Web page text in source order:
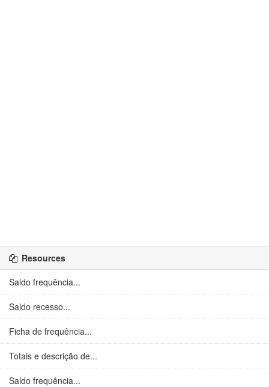
Resources
Saldo frequência...
Saldo recesso...
Ficha de frequência...
Totais e descrição de...
Saldo frequência...